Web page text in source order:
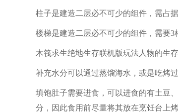
柱子是建造二层必不可少的组件，需占据
楼梯是建造二层必不可少的组件，需要3
木筏求生绝地生存联机版玩法人物的生
补充水分可以通过蒸馏海水，或是吃烤
填饱肚子需要进食，可以进食的有土豆
分，因此食用前尽量将其放在烹饪台上烤